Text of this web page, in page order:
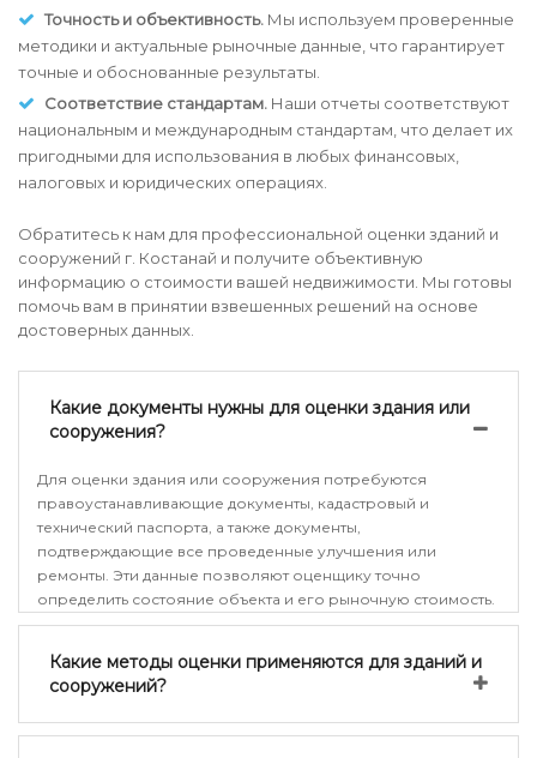
Точность и объективность. Мы используем проверенные
методики и актуальные рыночные данные, что гарантирует
точные и обоснованные результаты.
Соответствие стандартам. Наши отчеты соответствуют
национальным и международным стандартам, что делает их
пригодными для использования в любых финансовых,
налоговых и юридических операциях.
Обратитесь к нам для профессиональной оценки зданий и
сооружений г. Костанай и получите объективную
информацию о стоимости вашей недвижимости. Мы готовы
помочь вам в принятии взвешенных решений на основе
достоверных данных.
Какие документы нужны для оценки здания или
сооружения?
Для оценки здания или сооружения потребуются
правоустанавливающие документы, кадастровый и
технический паспорта, а также документы,
подтверждающие все проведенные улучшения или
ремонты. Эти данные позволяют оценщику точно
определить состояние объекта и его рыночную стоимость.
Какие методы оценки применяются для зданий и
сооружений?